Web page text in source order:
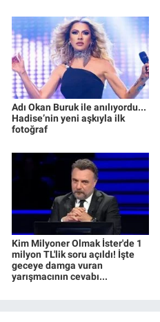
Adı Okan Buruk ile anılıyordu...
Hadise’nin yeni aşkıyla ilk
fotoğraf
Kim Milyoner Olmak İster'de 1
milyon TL'lik soru açıldı! İşte
geceye damga vuran
yarışmacının cevabı...